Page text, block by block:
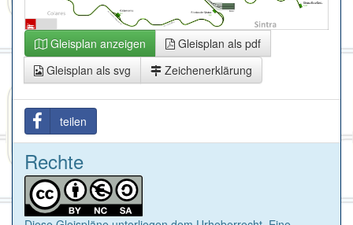
Gleisplan anzeigen
Gleisplan als pdf
Gleisplan als svg
Zeichenerklärung
teilen
Rechte